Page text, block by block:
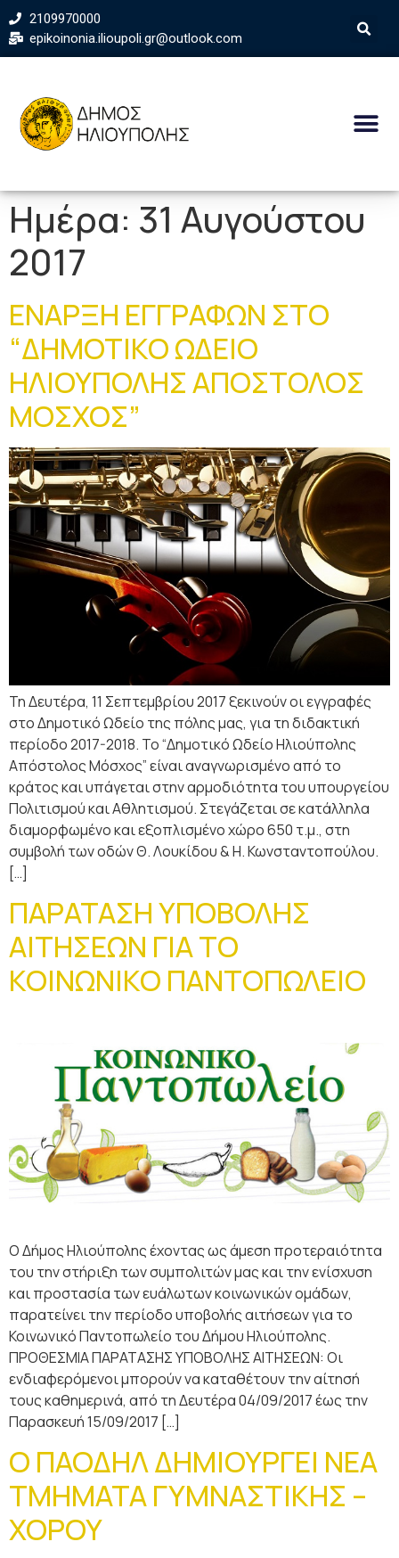
2109970000
epikoinonia.ilioupoli.gr@outlook.com
Ημέρα: 31 Αυγούστου
2017
ΕΝΑΡΞΗ ΕΓΓΡΑΦΩΝ ΣΤΟ
“ΔΗΜΟΤΙΚΟ ΩΔΕΙΟ
ΗΛΙΟΥΠΟΛΗΣ ΑΠΟΣΤΟΛΟΣ
ΜΟΣΧΟΣ”
Τη Δευτέρα, 11 Σεπτεμβρίου 2017 ξεκινούν οι εγγραφές
στο Δημοτικό Ωδείο της πόλης μας, για τη διδακτική
περίοδο 2017-2018. Το “Δημοτικό Ωδείο Ηλιούπολης
Απόστολος Μόσχος” είναι αναγνωρισμένο από το
κράτος και υπάγεται στην αρμοδιότητα του υπουργείου
Πολιτισμού και Αθλητισμού. Στεγάζεται σε κατάλληλα
διαμορφωμένο και εξοπλισμένο χώρο 650 τ.μ., στη
συμβολή των οδών Θ. Λουκίδου & Η. Κωνσταντοπούλου.
[…]
ΠΑΡΑΤΑΣΗ ΥΠΟΒΟΛΗΣ
ΑΙΤΗΣΕΩΝ ΓΙΑ ΤΟ
ΚΟΙΝΩΝΙΚΟ ΠΑΝΤΟΠΩΛΕΙΟ
Ο Δήμος Ηλιούπολης έχοντας ως άμεση προτεραιότητα
του την στήριξη των συμπολιτών μας και την ενίσχυση
και προστασία των ευάλωτων κοινωνικών ομάδων,
παρατείνει την περίοδο υποβολής αιτήσεων για το
Κοινωνικό Παντοπωλείο του Δήμου Ηλιούπολης.
ΠΡΟΘΕΣΜΙΑ ΠΑΡΑΤΑΣΗΣ ΥΠΟΒΟΛΗΣ ΑΙΤΗΣΕΩΝ: Οι
ενδιαφερόμενοι μπορούν να καταθέτουν την αίτησή
τους καθημερινά, από τη Δευτέρα 04/09/2017 έως την
Παρασκευή 15/09/2017 […]
Ο ΠΑΟΔΗΛ ΔΗΜΙΟΥΡΓΕΙ ΝΕΑ
ΤΜΗΜΑΤΑ ΓΥΜΝΑΣΤΙΚΗΣ –
ΧΟΡΟΥ